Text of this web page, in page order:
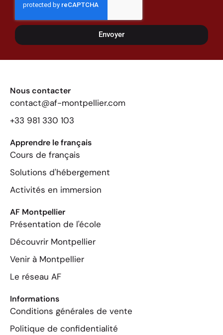
Envoyer
Nous contacter
contact@af-montpellier.com
+33 981 330 103
Apprendre le français
Cours de français
Solutions d'hébergement
Activités en immersion
AF Montpellier
Présentation de l'école
Découvrir Montpellier
Venir à Montpellier
Le réseau AF
Informations
Conditions générales de vente
Politique de confidentialité